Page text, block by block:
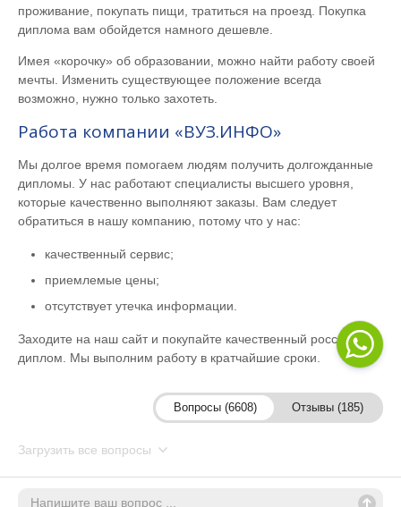
проживание, покупать пищи, тратиться на проезд. Покупка
диплома вам обойдется намного дешевле.
Имея «корочку» об образовании, можно найти работу своей
мечты. Изменить существующее положение всегда
возможно, нужно только захотеть.
Работа компании «ВУЗ.ИНФО»
Мы долгое время помогаем людям получить долгожданные
дипломы. У нас работают специалисты высшего уровня,
которые качественно выполняют заказы. Вам следует
обратиться в нашу компанию, потому что у нас:
качественный сервис;
приемлемые цены;
отсутствует утечка информации.
Заходите на наш сайт и покупайте качественный российский
диплом. Мы выполним работу в кратчайшие сроки.
Вопросы (6608) Отзывы (185)
Загрузить все вопросы